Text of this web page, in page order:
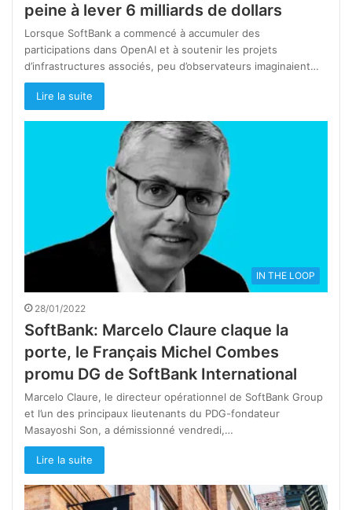
peine à lever 6 milliards de dollars
Lorsque SoftBank a commencé à accumuler des
participations dans OpenAI et à soutenir les projets
d’infrastructures associés, peu d’observateurs imaginaient…
Lire la suite
IN THE LOOP
28/01/2022
SoftBank: Marcelo Claure claque la
porte, le Français Michel Combes
promu DG de SoftBank International
Marcelo Claure, le directeur opérationnel de SoftBank Group
et l’un des principaux lieutenants du PDG-fondateur
Masayoshi Son, a démissionné vendredi,…
Lire la suite